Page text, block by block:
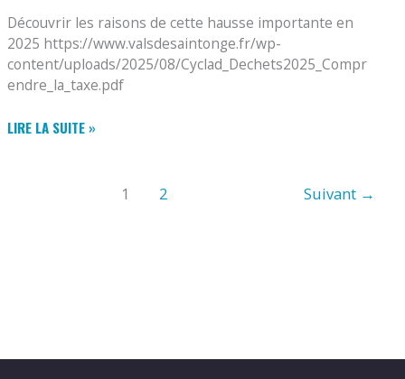
Découvrir les raisons de cette hausse importante en
2025 https://www.valsdesaintonge.fr/wp-
content/uploads/2025/08/Cyclad_Dechets2025_Compr
endre_la_taxe.pdf
CYCLAD
LIRE LA SUITE »
1 2 Suivant →